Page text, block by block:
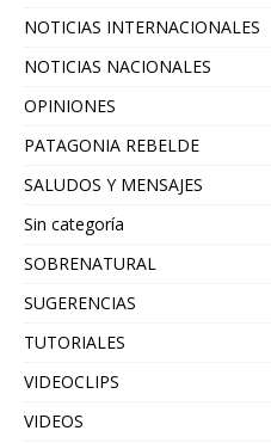
NOTICIAS INTERNACIONALES
NOTICIAS NACIONALES
OPINIONES
PATAGONIA REBELDE
SALUDOS Y MENSAJES
Sin categoría
SOBRENATURAL
SUGERENCIAS
TUTORIALES
VIDEOCLIPS
VIDEOS